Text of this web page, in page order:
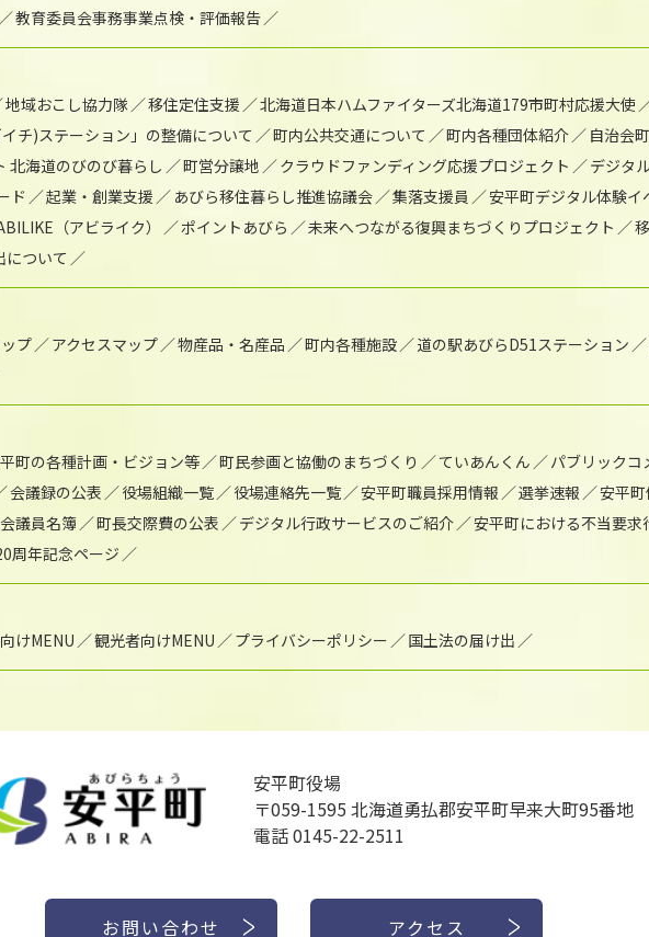
教育委員会事務事業点検・評価報告
地域おこし協力隊 移住定住支援 北海道日本ハムファイターズ北海道179市町村応援大使
チ)ステーション」の整備について 町内公共交通について 町内各種団体紹介
自治会
北海道のびのび暮らし
町営分譲地 クラウドファンディング応援プロジェクト デジタ
ド 起業・創業支援 あびら移住暮らし推進協議会 集落支援員
安平町デジタル体験イ
（アビライク） ポイントあびら 未来へつながる復興まちづくりプロジェクト
ついて
プ アクセスマップ 物産品・名産品 町内各種施設 道の駅あびらD51ステーション
町の各種計画・ビジョン等 町民参画と協働のまちづくり ていあんくん パブリックコ
会議録の公表 役場組織一覧 役場連絡先一覧 安平町職員採用情報 選挙速報 安平
議員名簿 町長交際費の公表 デジタル行政サービスのご紹介
安平町における不当要求
周年記念ページ
けMENU 観光者向けMENU プライバシーポリシー 国土法の届け出
安平町役場
〒059-1595 北海道勇払郡安平町早来大町95番地
電話 0145-22-2511
お問い合わせ アクセス